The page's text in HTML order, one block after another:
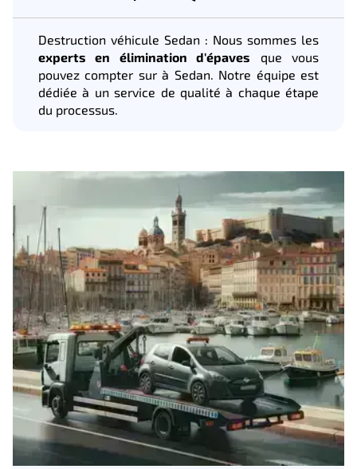
Destruction véhicule Sedan : Nous sommes les
experts en élimination d'épaves que vous
pouvez compter sur à Sedan. Notre équipe est
dédiée à un service de qualité à chaque étape
du processus.